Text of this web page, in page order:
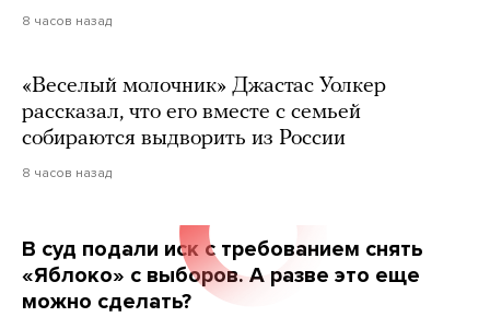
8 часов назад
«Веселый молочник» Джастас Уолкер
рассказал, что его вместе с семьей
собираются выдворить из России
8 часов назад
В суд подали иск с требованием снять
«Яблоко» с выборов. А разве это еще
можно сделать?